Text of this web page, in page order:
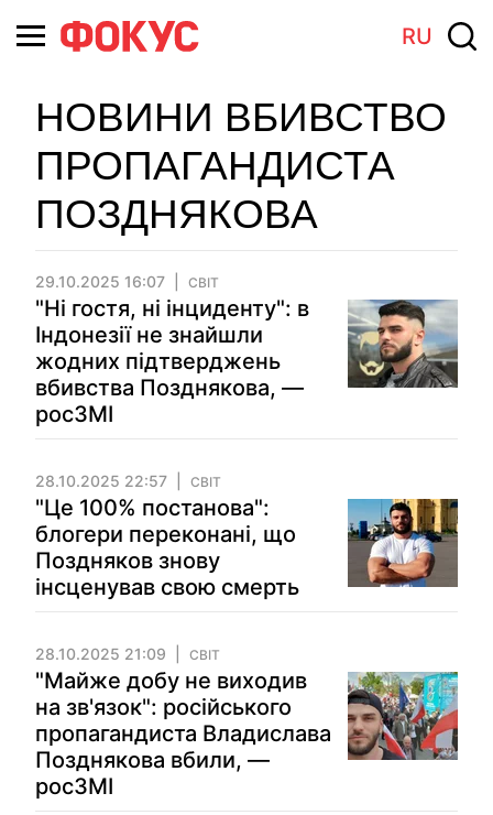
RU
НОВИНИ ВБИВСТВО
ПРОПАГАНДИСТА
ПОЗДНЯКОВА
29.10.2025 16:07 СВІТ
"Ні гостя, ні інциденту": в
Індонезії не знайшли
жодних підтверджень
вбивства Позднякова, —
росЗМІ
28.10.2025 22:57 СВІТ
"Це 100% постанова":
блогери переконані, що
Поздняков знову
інсценував свою смерть
28.10.2025 21:09 СВІТ
"Майже добу не виходив
на зв'язок": російського
пропагандиста Владислава
Позднякова вбили, —
росЗМІ